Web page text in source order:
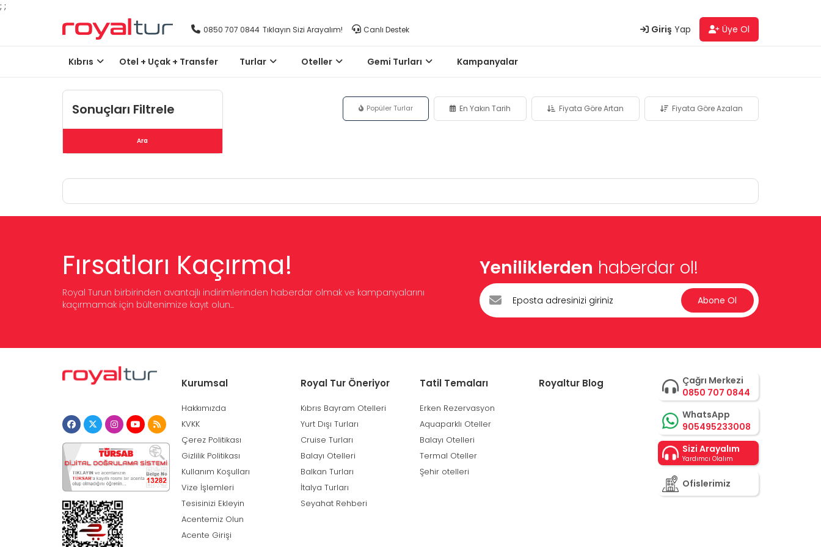
; ;
0850 707 0844 Tıklayın Sizi Arayalım! Canlı Destek Giriş Yap Üye Ol
Kıbrıs Otel + Uçak + Transfer Turlar Oteller Gemi Turları Kampanyalar
Sonuçları Filtrele
Ara
Popüler Turlar En Yakın Tarih Fiyata Göre Artan Fiyata Göre Azalan
Fırsatları Kaçırma!
Royal Turun birbirinden avantajlı indirimlerinden haberdar olmak ve kampanyalarını
kaçırmamak için bültenimize kayıt olun...
Yeniliklerden haberdar ol!
Abone Ol
Kurumsal
Hakkımızda
KVKK
Çerez Politikası
Gizlilik Politikası
Kullanım Koşulları
Vize İşlemleri
Tesisinizi Ekleyin
Acentemiz Olun
Acente Girişi
Royal Tur Öneriyor
Kıbrıs Bayram Otelleri
Yurt Dışı Turları
Cruise Turları
Balayı Otelleri
Balkan Turları
İtalya Turları
Seyahat Rehberi
Tatil Temaları
Erken Rezervasyon
Aquaparklı Oteller
Balayı Otelleri
Termal Oteller
Şehir otelleri
Royaltur Blog
Çağrı Merkezi
0850 707 0844
WhatsApp
905495233008
Sizi Arayalım
Yardımcı Olalım
Ofislerimiz